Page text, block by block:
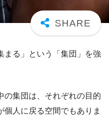
まる」という「集団」を強
の集団は、それぞれの目的
人に戻る空間でもありま